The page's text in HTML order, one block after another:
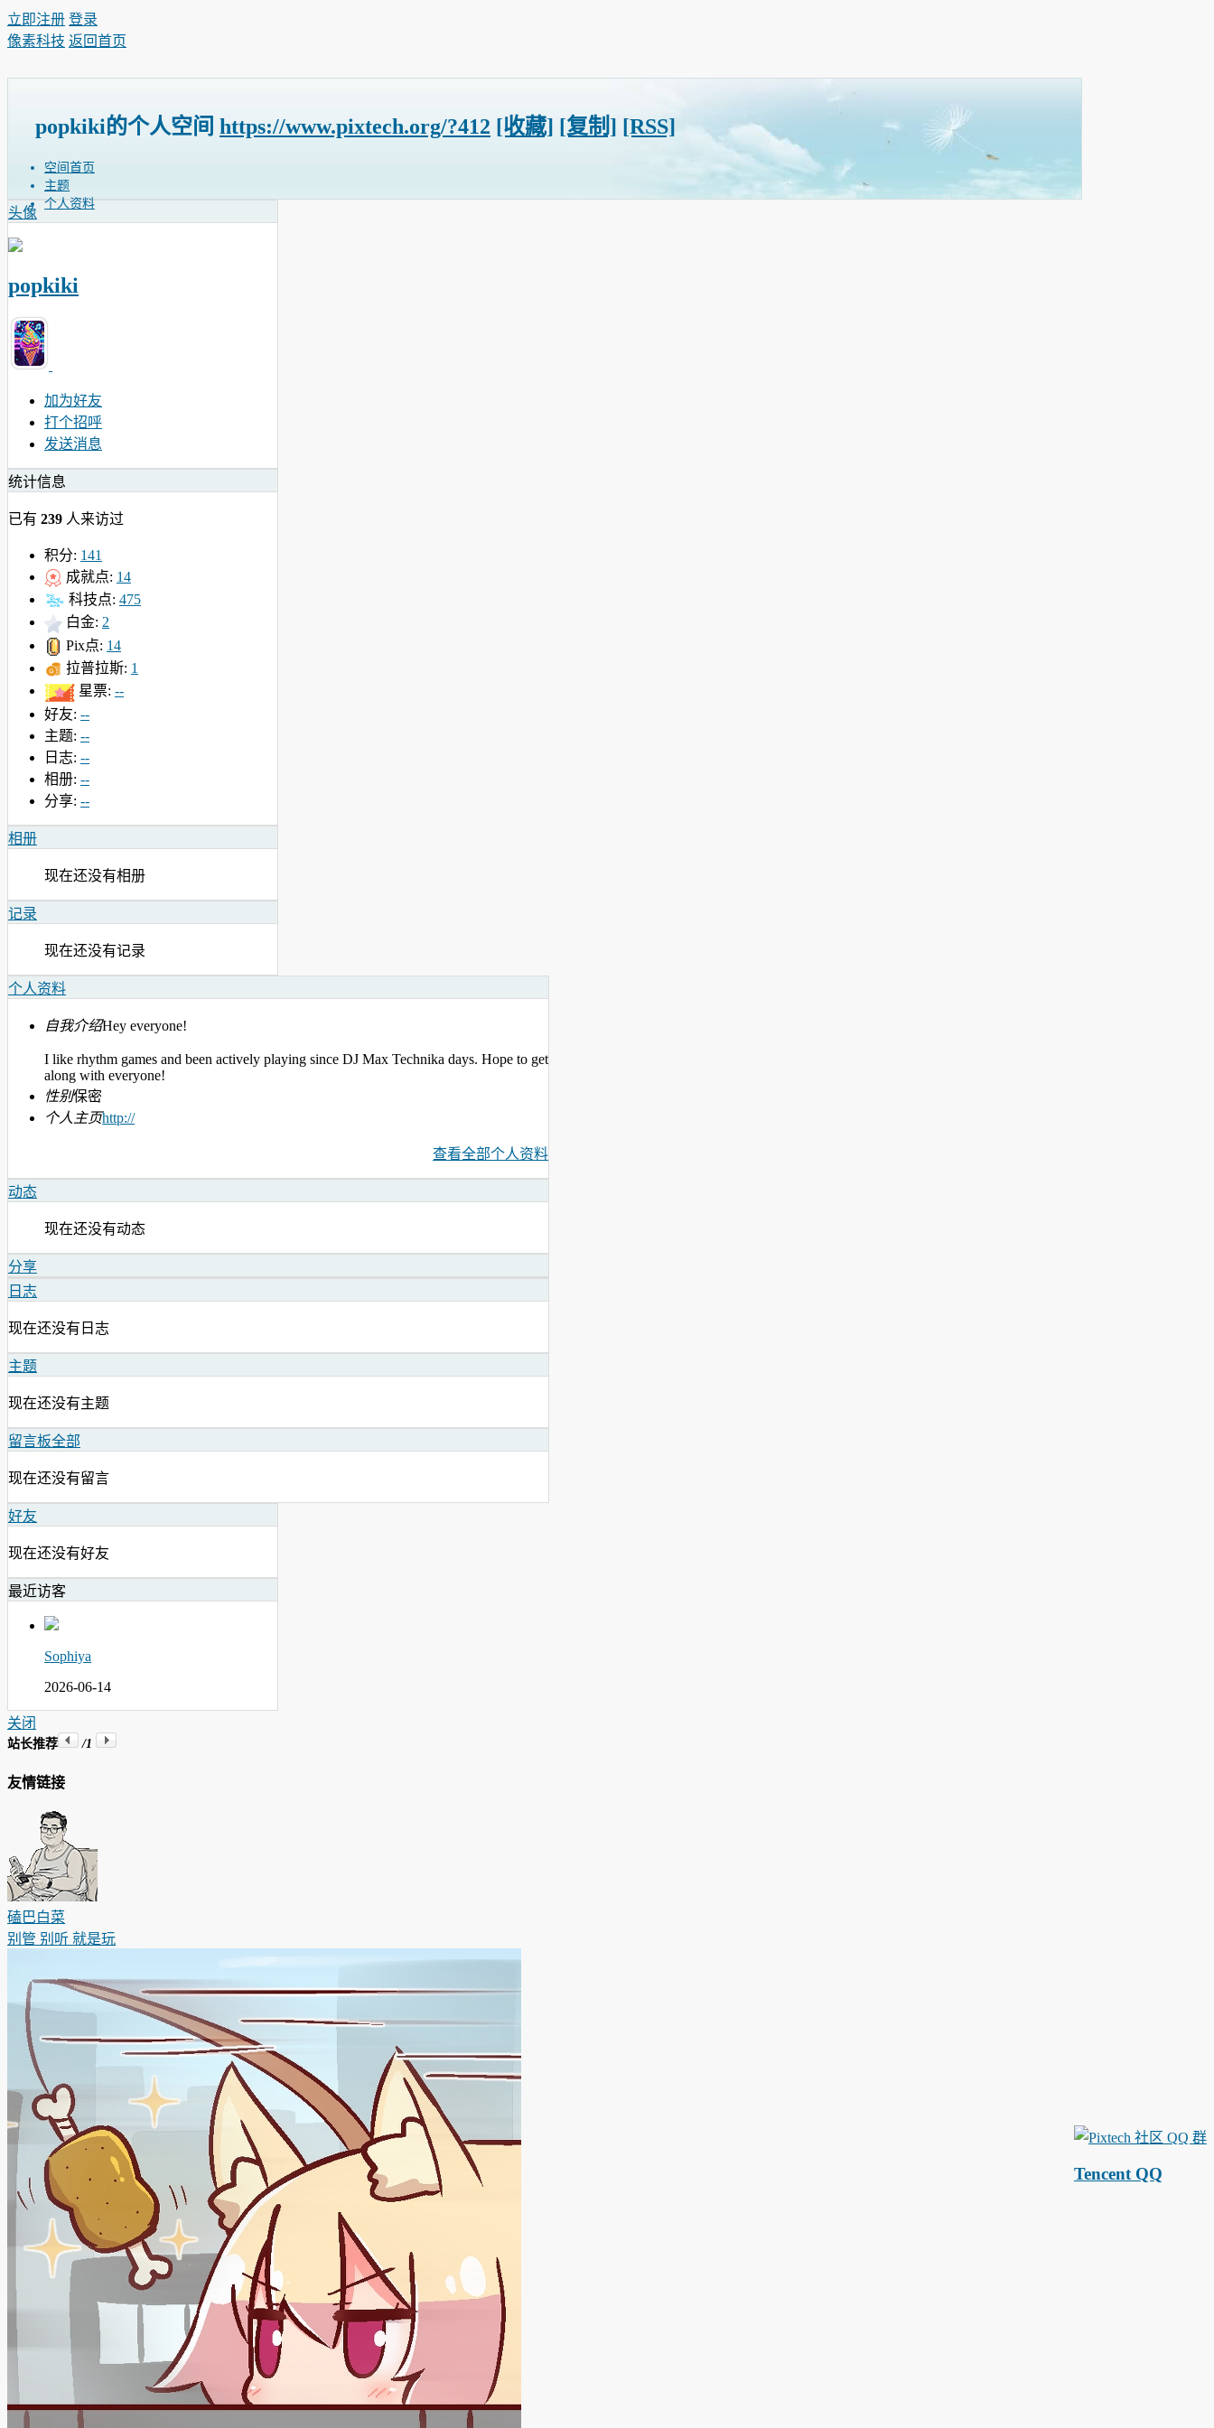
立即注册 登录
像素科技 返回首页
popkiki的个人空间 https://www.pixtech.org/?412 [收藏] [复制] [RSS]
空间首页
主题
个人资料
头像
popkiki
加为好友
打个招呼
发送消息
统计信息
已有 239 人来访过
积分: 141
成就点: 14
科技点: 475
白金: 2
Pix点: 14
拉普拉斯: 1
星票: --
好友: --
主题: --
日志: --
相册: --
分享: --
相册
现在还没有相册
记录
现在还没有记录
个人资料
自我介绍Hey everyone!
I like rhythm games and been actively playing since DJ Max Technika days. Hope to get
along with everyone!
性别保密
个人主页http://
查看全部个人资料
动态
现在还没有动态
分享
日志
现在还没有日志
主题
现在还没有主题
留言板全部
现在还没有留言
好友
现在还没有好友
最近访客
Sophiya
2026-06-14
关闭
站长推荐 /1
友情链接
磕巴白菜
别管 别听 就是玩
Tencent QQ